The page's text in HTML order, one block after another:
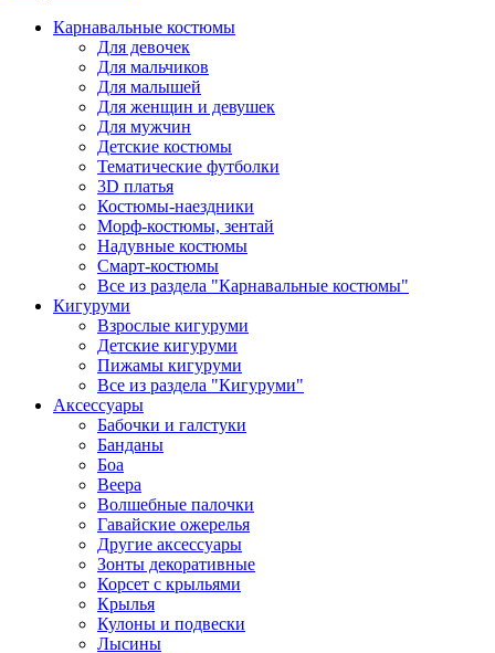
Карнавальные костюмы
Для девочек
Для мальчиков
Для малышей
Для женщин и девушек
Для мужчин
Детские костюмы
Тематические футболки
3D платья
Костюмы-наездники
Морф-костюмы, зентай
Надувные костюмы
Смарт-костюмы
Все из раздела "Карнавальные костюмы"
Кигуруми
Взрослые кигуруми
Детские кигуруми
Пижамы кигуруми
Все из раздела "Кигуруми"
Аксессуары
Бабочки и галстуки
Банданы
Боа
Веера
Волшебные палочки
Гавайские ожерелья
Другие аксессуары
Зонты декоративные
Корсет с крыльями
Крылья
Кулоны и подвески
Лысины